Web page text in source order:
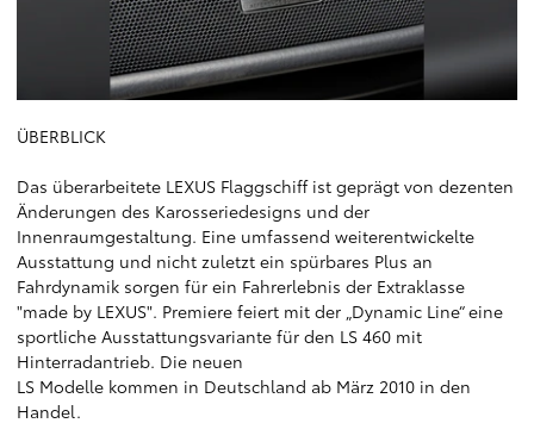
ÜBERBLICK
Das überarbeitete LEXUS Flaggschiff ist geprägt von dezenten
Änderungen des Karosseriedesigns und der
Innenraumgestaltung. Eine umfassend weiterentwickelte
Ausstattung und nicht zuletzt ein spürbares Plus an
Fahrdynamik sorgen für ein Fahrerlebnis der Extraklasse
"made by LEXUS". Premiere feiert mit der „Dynamic Line“ eine
sportliche Ausstattungsvariante für den LS 460 mit
Hinterradantrieb. Die neuen
LS Modelle kommen in Deutschland ab März 2010 in den
Handel.